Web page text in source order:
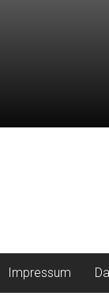
Impressum